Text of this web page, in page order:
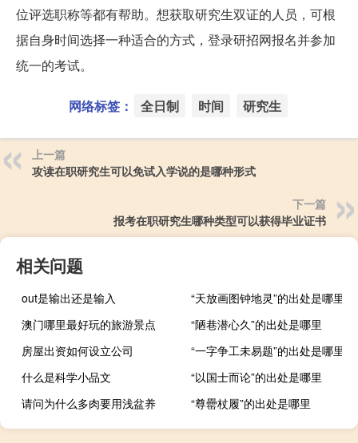
位评选职称等都有帮助。想获取研究生双证的人员，可根
据自身时间选择一种适合的方式，登录研招网报名并参加
统一的考试。
网络标签： 全日制 时间 研究生
上一篇
攻读在职研究生可以免试入学说的是哪种形式
下一篇
报考在职研究生哪种类型可以获得毕业证书
相关问题
out是输出还是输入
“天放画图钟地灵”的出处是哪里
澳门哪里最好玩的旅游景点
“陋巷潜心久”的出处是哪里
房屋出资如何设立公司
“一字争工未易题”的出处是哪里
什么是科学小品文
“以国士而论”的出处是哪里
请问为什么多肉要用浅盆养
“尊罍杖履”的出处是哪里